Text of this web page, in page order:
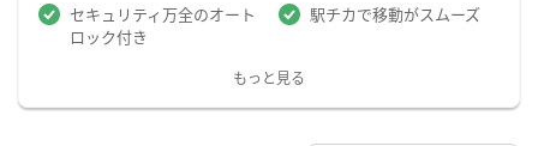
セキュリティ万全のオート
ロック付き
駅チカで移動がスムーズ
もっと見る